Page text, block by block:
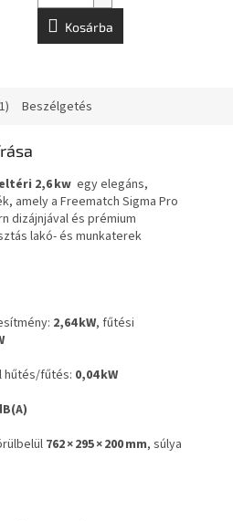
Kosárba
Beszélgetés
2,6 kw egy elegáns,
amely a Freematch Sigma Pro
dizájnjával és prémium
lakó- és munkaterek
2,64 kW, fűtési
hűtés/fűtés: 0,04 kW
762 × 295 × 200 mm, súlya